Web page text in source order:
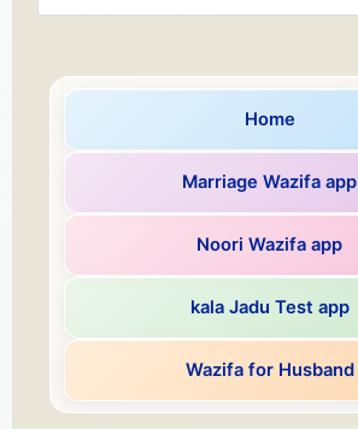
Home
Marriage Wazifa app
Noori Wazifa app
kala Jadu Test app
Wazifa for Husband